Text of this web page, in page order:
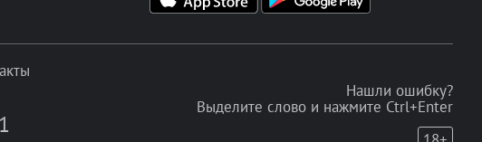
Нашли ошибку?
Выделите слово и нажмите Ctrl+Enter